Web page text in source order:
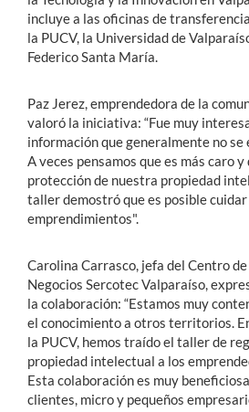
incluye a las oficinas de
la PUCV, la Universidad de
Federico Santa María.
Paz Jerez, emprendedora de la
valoró la iniciativa: “Fue muy
información que generalmente no se
A veces pensamos que es más caro
protección de nuestra propiedad
taller demostró que es posible
emprendimientos".
Carolina Carrasco, jefa del Centro
Negocios Sercotec Valparaíso,
la colaboración: “Estamos muy
el conocimiento a otros territorios.
la PUCV, hemos traído el taller de
propiedad intelectual a los
Esta colaboración es muy
clientes, micro y pequeños